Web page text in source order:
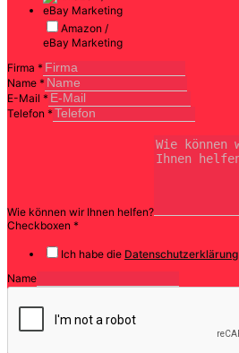
Amazon /
eBay Marketing
Firma *
Name *
E-Mail *
Telefon *
Wie können wir Ihnen helfen?
Checkboxen *
Ich habe die Datenschutzerklärung
Name